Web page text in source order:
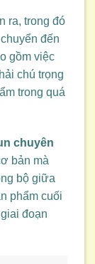
ra, trong đó
đến
gồm việc
chú trọng
trong quá
chuyên
bản mà
bộ giữa
phẩm cuối
đoạn